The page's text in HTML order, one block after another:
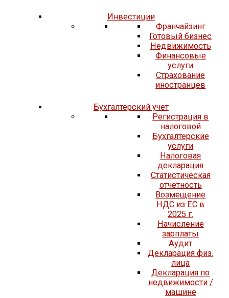
Инвестиции
Франчайзинг
Готовый бизнес
Недвижимость
Финансовые
услуги
Страхование
иностранцев
Бухгалтерский учет
Регистрация в
налоговой
Бухгалтерские
услуги
Налоговая
декларация
Статистическая
отчетность
Возмещение
НДС из ЕС в
2025 г.
Начисление
зарплаты
Аудит
Декларация физ.
лица
Декларация по
недвижимости /
машине